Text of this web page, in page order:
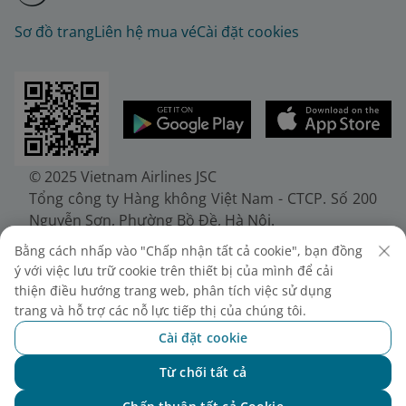
Sơ đồ trangLiên hệ mua véCài đặt cookies
© 2025 Vietnam Airlines JSC
Tổng công ty Hàng không Việt Nam - CTCP. Số 200
Nguyễn Sơn, Phường Bồ Đề, Hà Nội.
Điện thoại: (+84-24) 38272289. Fax: (+84-24)
38722375
Giấy chứng nhận đăng ký doanh nghiệp, mã số
doanh nghiệp 0100107518, đăng ký lần đầu ngày
30/6/2010, đăng ký thay đổi lần thứ 10 ngày
24/7/2025, cấp bởi Sở Tài chính Thành phố Hà Nội.
Bằng cách nhấp vào "Chấp nhận tất cả cookie", bạn đồng
ý với việc lưu trữ cookie trên thiết bị của mình để cải
thiện điều hướng trang web, phân tích việc sử dụng
trang và hỗ trợ các nỗ lực tiếp thị của chúng tôi.
Cài đặt cookie
Từ chối tất cả